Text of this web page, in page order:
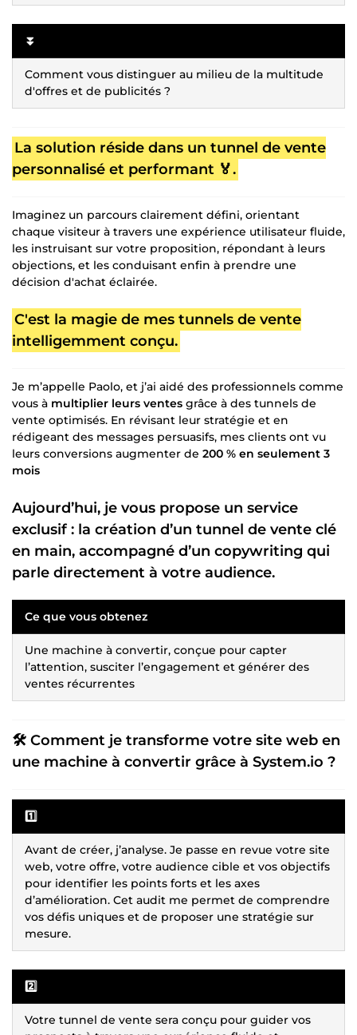
⏬
Comment vous distinguer au milieu de la multitude
d'offres et de publicités ?
La solution réside dans un tunnel de vente
personnalisé et performant 🏅.
Imaginez un parcours clairement défini, orientant
chaque visiteur à travers une expérience utilisateur fluide,
les instruisant sur votre proposition, répondant à leurs
objections, et les conduisant enfin à prendre une
décision d'achat éclairée.
C'est la magie de mes tunnels de vente
intelligemment conçu.
Je m’appelle Paolo, et j’ai aidé des professionnels comme
vous à multiplier leurs ventes grâce à des tunnels de
vente optimisés. En révisant leur stratégie et en
rédigeant des messages persuasifs, mes clients ont vu
leurs conversions augmenter de 200 % en seulement 3
mois
Aujourd’hui, je vous propose un service
exclusif : la création d’un tunnel de vente clé
en main, accompagné d’un copywriting qui
parle directement à votre audience.
Ce que vous obtenez
Une machine à convertir, conçue pour capter
l’attention, susciter l’engagement et générer des
ventes récurrentes
🛠 Comment je transforme votre site web en
une machine à convertir grâce à System.io ?
1️⃣
Avant de créer, j’analyse. Je passe en revue votre site
web, votre offre, votre audience cible et vos objectifs
pour identifier les points forts et les axes
d’amélioration. Cet audit me permet de comprendre
vos défis uniques et de proposer une stratégie sur
mesure.
2️⃣
Votre tunnel de vente sera conçu pour guider vos